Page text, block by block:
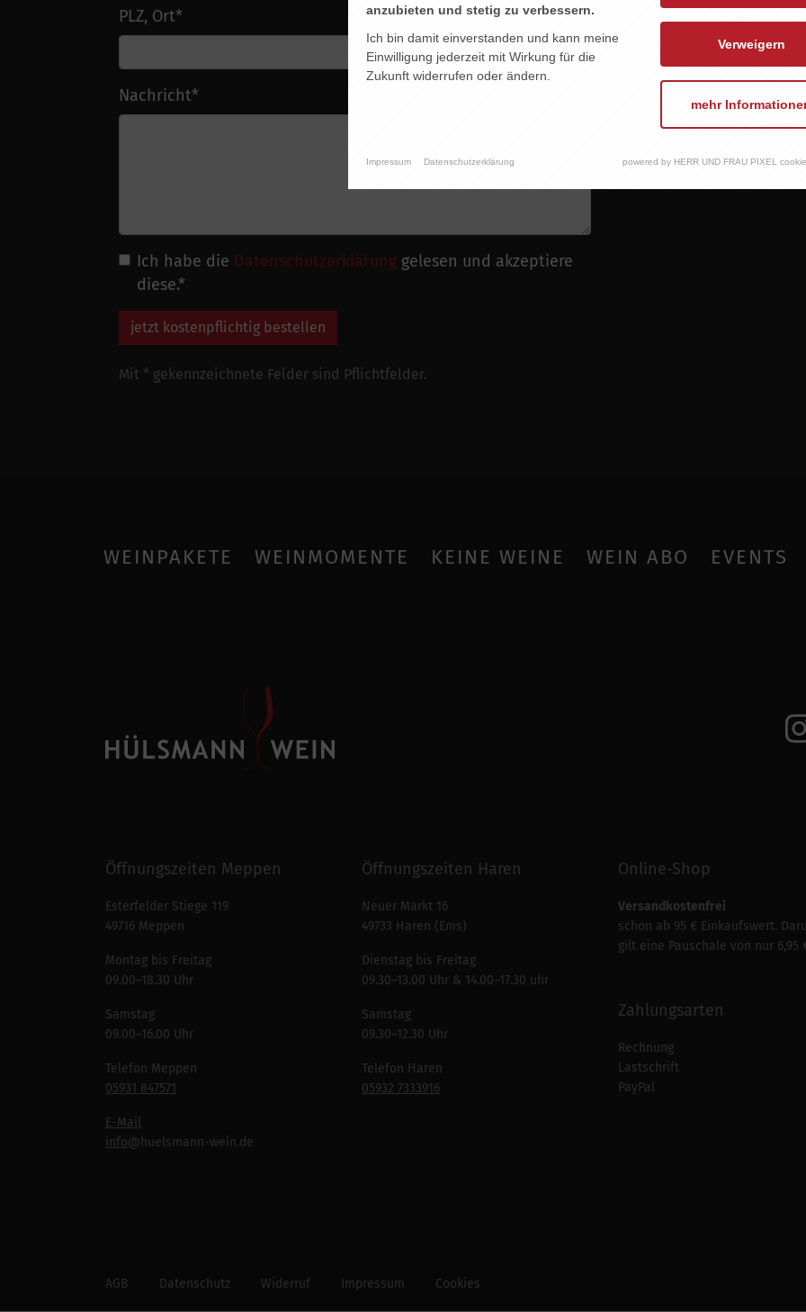
PLZ, Ort*
Nachricht*
Ich habe die Datenschutzerklärung gelesen und akzeptiere
diese.*
jetzt kostenpflichtig bestellen
Mit * gekennzeichnete Felder sind Pflichtfelder.
WEINPAKETE WEINMOMENTE KEINE WEINE WEIN ABO EVENTS
Öffnungszeiten Meppen
Esterfelder Stiege 119
49716 Meppen
Montag bis Freitag
09.00–18.30 Uhr
Samstag
09.00–16.00 Uhr
Telefon Meppen
05931 847571
E-Mail
info@huelsmann-wein.de
Öffnungszeiten Haren
Neuer Markt 16
49733 Haren (Ems)
Dienstag bis Freitag
09.30–13.00 Uhr & 14.00–17.30 uhr
Samstag
09.30–12.30 Uhr
Telefon Haren
05932 7333916
Online-Shop
Versandkostenfrei
schon ab 95 € Einkaufswert.
gilt eine Pauschale von nur 6,95
Zahlungsarten
Rechnung
Lastschrift
PayPal
AGB Datenschutz Widerruf Impressum Cookies
anzubieten und stetig zu verbessern.
Ich bin damit einverstanden und kann meine
Einwilligung jederzeit mit Wirkung für die
Zukunft widerrufen oder ändern.
Verweigern
mehr
Impressum Datenschutzerklärung powered by HERR UND FRAU PIXEL